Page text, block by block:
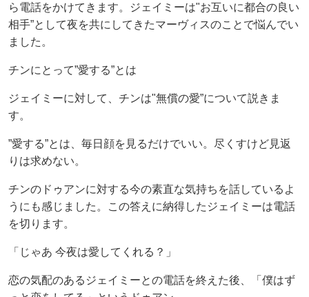
ら電話をかけてきます。ジェイミーは"お互いに都合の良い
相手”として夜を共にしてきたマーヴィスのことで悩んでい
ました。
チンにとって”愛する”とは
ジェイミーに対して、チンは"無償の愛”について説きま
す。
”愛する”とは、毎日顔を見るだけでいい。尽くすけど見返
りは求めない。
チンのドゥアンに対する今の素直な気持ちを話しているよ
うにも感じました。この答えに納得したジェイミーは電話
を切ります。
「じゃあ 今夜は愛してくれる？」
恋の気配のあるジェイミーとの電話を終えた後、「僕はず